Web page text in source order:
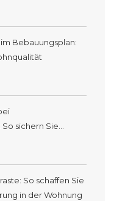
Bebauungsplan:
sichern Sie
So schaffen Sie
in der Wohnung